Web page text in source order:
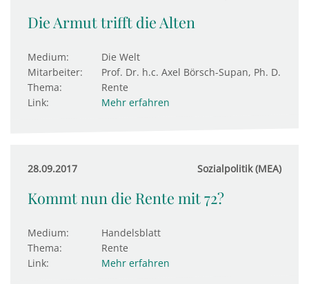
Die Armut trifft die Alten
Medium:
Die Welt
Mitarbeiter:
Prof. Dr. h.c. Axel Börsch-Supan, Ph. D.
Thema:
Rente
Link:
Mehr erfahren
28.09.2017 Sozialpolitik (MEA)
Kommt nun die Rente mit 72?
Medium:
Handelsblatt
Thema:
Rente
Link:
Mehr erfahren